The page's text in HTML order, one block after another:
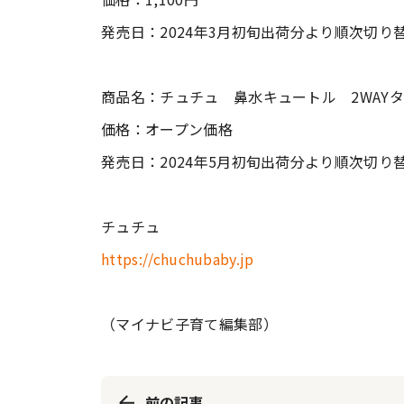
発売日：2024年3月初旬出荷分より順次切り
商品名：チュチュ 鼻水キュートル 2WAY
価格：オープン価格
発売日：2024年5月初旬出荷分より順次切り
チュチュ
https://chuchubaby.jp
（マイナビ子育て編集部）